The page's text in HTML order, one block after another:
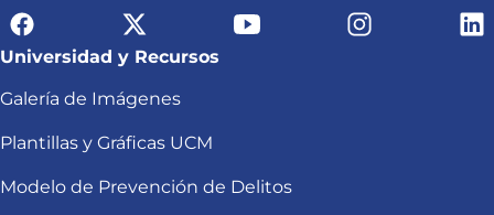
Universidad y Recursos
Galería de Imágenes
Plantillas y Gráficas UCM
Modelo de Prevención de Delitos